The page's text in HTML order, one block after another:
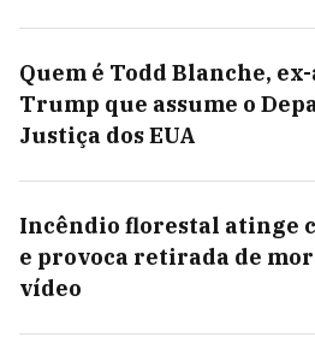
Quem é Todd Blanche,
Trump que assume o
Justiça dos EUA
Incêndio florestal atinge
e provoca retirada de
vídeo